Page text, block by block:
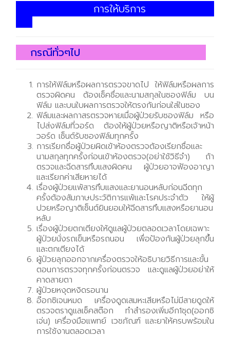
การให้บริการ
กรณีทั่วๆไป
การให้ฟิล์มหรือผลการตรวจขาดไป ให้ฟิล์มหรือผลการ
ตรวจผิดคน ต้องเช็คชื่อและนามสกุลในซองฟิล์ม บน
ฟิล์ม และบนใบผลการตรวจให้ตรงกันก่อนใส่ในซอง
ฟิล์มและผลกาสรตรวจหายเมื่อผู้ป่วยรับซองฟิล์ม หรือ
ไปส่งฟิล์มที่วอร์ด ต้องให้ผู้ป่วยหรือญาติหรือเจ้าหน้า
วอร์ด เซ็นต์รับซองฟิล์มทุกครั้ง
การเรียกชื่อผู้ป่วยผิดเข้าห้องตรวจต้องเรียกชื่อและ
นามสกุลทุกครั้งก่อนเข้าห้องตรวจ(อย่าใช้วิธีจำ) ถ้า
ตรวจและฉีดสารทึบแสงผิดคน ผู้ป่วยอาจฟ้องอาญา
และเรียกค่าเสียหายได้
เรื่องผู้ป่วยแพ้สารทึบแสงและยานอนหลับก่อนฉีดทุก
ครั้งต้องสัมภาษประวัติการแพ้และโรคประจำตัว ให้ผู้
ปวยหรือญาติเซ็นต์ยินยอมให้ฉีดสารทึบแสงหรือยานอน
หลับ
เรื่องผู้ป่วยตกเตียงให้ดูแลผู้ป่วยตลอดเวลาโดยเฉพาะ
ผู้ป่วยนั่งรถเข็นหรือรถนอน เพื่อป้องกันผู้ป่วยลุกขึ้น
และตกเตียงได้
ผู้ป่วยลุกออกจากเครื่องตรวจให้อธิบายวิธีการและขั้น
ตอนการตรวจทุกครั้งก่อนตรวจ และดูแลผู้ป่วยอย่าให้
คาดสายตา
ผู้ป่วยหงุดหงิดรอนาน
อ๊อกซิเจนหมด เครื่องดูดเสมหะเสียหรือไม่มีสายดูดให้
ตรวจตราดูแลเช็คสต๊อก ทำสำรองเพิ่มอีก1ชุด(ออกซิ
เจ่น) เครื่องมือแพทย์ เวชภัณฑ์ และยาให้ครบพร้อมใน
การใช้งานตลอดเวลา